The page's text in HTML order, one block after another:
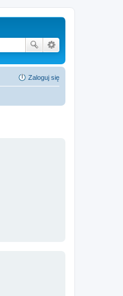
Zaloguj się